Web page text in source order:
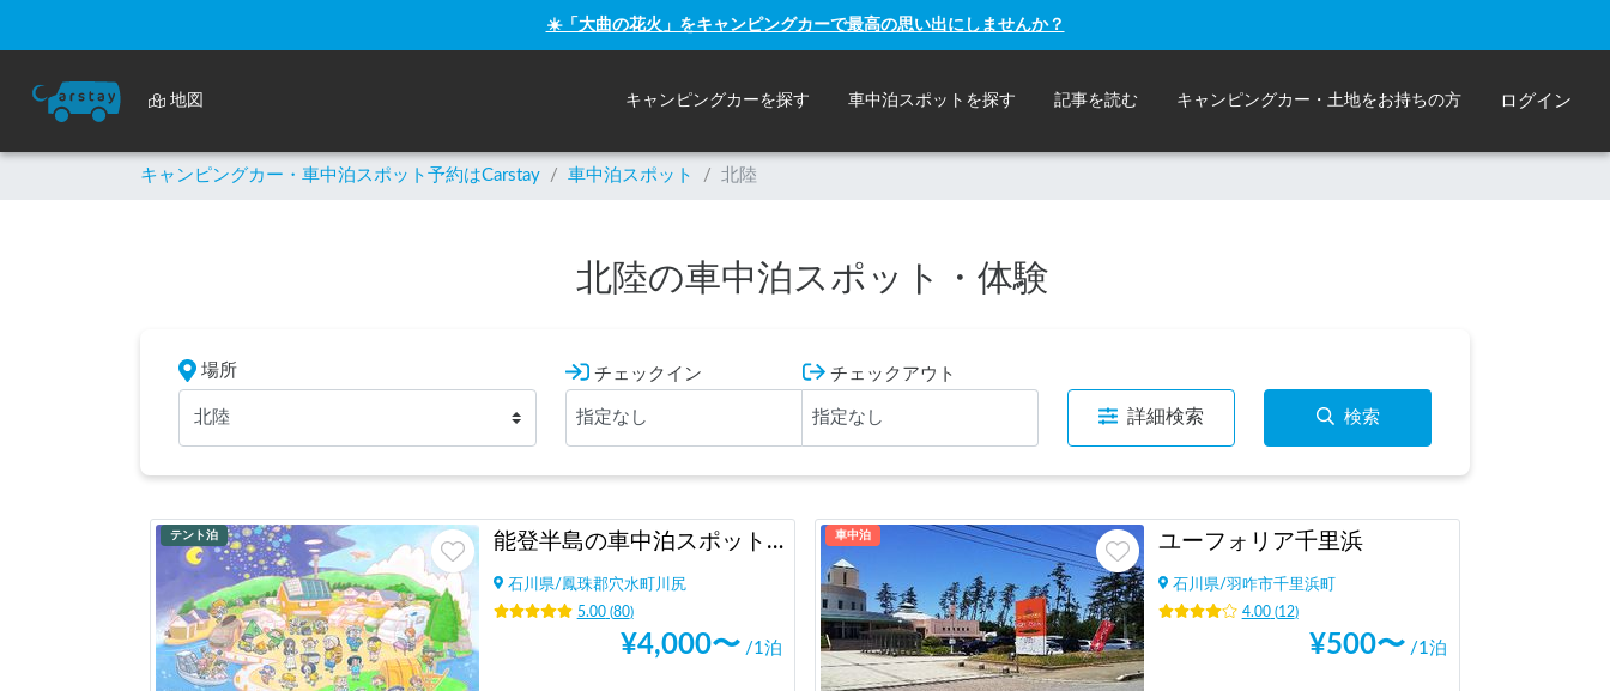
☀️「大曲の花火」をキャンピングカーで最高の思い出にしませんか？
地図 キャンピングカーを探す 車中泊スポットを探す 記事を読む キャンピングカー・土地をお持ちの方 ログイン
キャンピングカー・車中泊スポット予約はCarstay / 車中泊スポット / 北陸
北陸の車中泊スポット・体験
場所
北陸
チェックイン チェックアウト
詳細検索 検索
テント泊 能登半島の車中泊スポット「田舎バックパッカーハウス Station 1」キャンピングカーだけでなく、ライダーのバイク旅人、チャリダー 自転車旅人、バックパッカーのテント泊もウェルカム！キャンピングカー素泊まりも可！夜中の予約も可能！
石川県/鳳珠郡穴水町川尻
5.00(80)
¥4,000〜 /1泊
車中泊 ユーフォリア千里浜
石川県/羽咋市千里浜町
4.00(12)
¥500〜 /1泊